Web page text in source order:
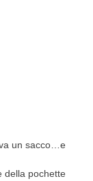
un sacco…e
della pochette